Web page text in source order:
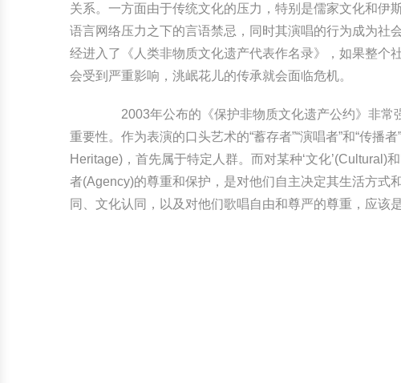
关系。一方面由于传统文化的压力，特别是儒家文化和伊
语言网络压力之下的言语禁忌，同时其演唱的行为成为社
经进入了《人类非物质文化遗产代表作名录》，如果整个
会受到严重影响，洮岷花儿的传承就会面临危机。
2003年公布的《保护非物质文化遗产公约》非常强
重要性。作为表演的口头艺术的“蓄存者”“演唱者”和“传播
Heritage)，首先属于特定人群。而对某种‘文化’(Cultural)
者(Agency)的尊重和保护，是对他们自主决定其生活方式
同、文化认同，以及对他们歌唱自由和尊严的尊重，应该